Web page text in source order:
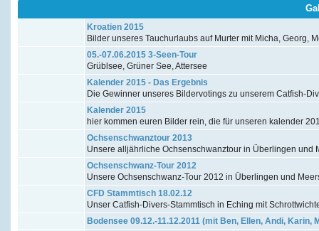
Kroatien 2015
Bilder unseres Tauchurlaubs auf Murter mit Micha, Georg,
05.-07.06.2015 3-Seen-Tour
Grüblsee, Grüner See, Attersee
Kalender 2015 - Das Ergebnis
Die Gewinner unseres Bildervotings zu unserem Catfish-
Kalender 2015
hier kommen euren Bilder rein, die für unseren kalender
Ochsenschwanztour 2013
Unsere alljährliche Ochsenschwanztour in Überlingen und
Ochsenschwanz-Tour 2012
Unsere Ochsenschwanz-Tour 2012 in Überlingen und
CFD Stammtisch 18.02.12
Unser Catfish-Divers-Stammtisch in Eching mit
Bodensee 09.12.-11.12.2011 (mit Ben, Ellen, Andi, Karin,